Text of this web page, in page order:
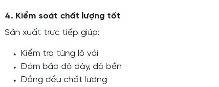
4. Kiểm soát chất lượng tốt
Sản xuất trực tiếp giúp:
Kiểm tra từng lô vải
Đảm bảo độ dày, độ bền
Đồng đều chất lượng